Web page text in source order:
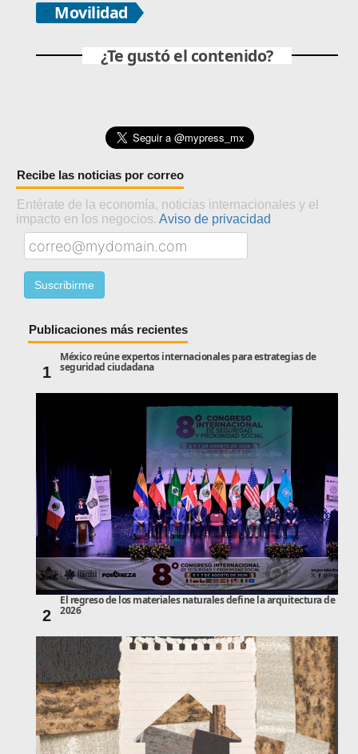
Movilidad
¿Te gustó el contenido?
Recibe las noticias por correo
Entérate de la economía, noticias internacionales y el
impacto en los negocios. Aviso de privacidad
Publicaciones más recientes
1
México reúne expertos internacionales para estrategias de
seguridad ciudadana
2
El regreso de los materiales naturales define la arquitectura de
2026